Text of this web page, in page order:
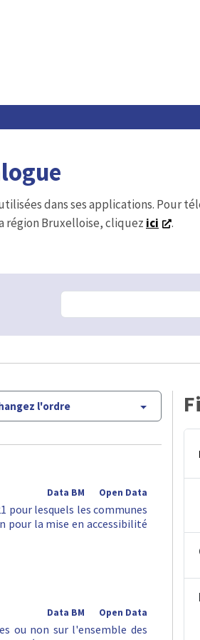
dans ses applications. Pour
région Bruxelloise, cliquez ici .
l'ordre
Open Data
Data BM
pour lesquels les communes
pour la mise en accessibilité
Open Data
Data BM
ou non sur l'ensemble des